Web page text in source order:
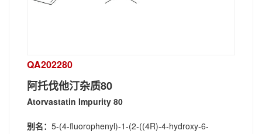
QA202280
阿托伐他汀杂质80
Atorvastatin Impurity 80
别名： 5-(4-fluorophenyl)-1-(2-((4R)-4-hydroxy-6-